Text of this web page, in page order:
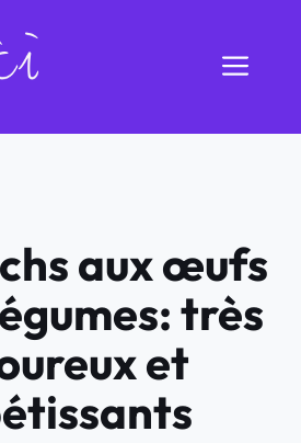
aux œufs
très
et